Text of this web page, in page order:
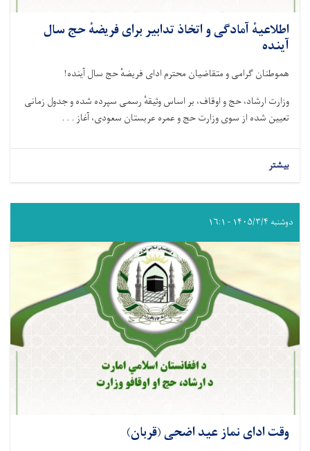
اطلاعیهٔ آمادگی و اتخاذ تدابیر برای فریضهٔ حج سال
آینده
هموطنان گرامی و متقاضیان محترم ادای فریضهٔ حج سال آینده!
وزارت ارشاد، حج و اوقاف، بر اساس وثیقهٔ رسمی سپرده ‌شده و جدول زمانی
تعیین‌ شده از سوی وزارت حج و عمره عربستان سعودی، آغاز . . .
بیشتر
دوشنبه ۱۴۰۵/۳/۴ - ۱۶:۱
وقت ادای نماز عید اضحی (قربان)